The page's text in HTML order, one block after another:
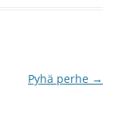
Pyhä perhe →